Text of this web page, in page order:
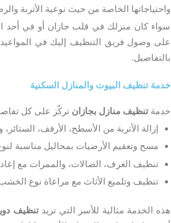
واحتياجاتها الخاصة من حيث نوعية الأتربة
سواء كان منزلك في قلب جازان أو في أحد
على وصول فريق التنظيف إليك في المواعيد
بالتفاصيل.
خدمة تنظيف البيوت والمنازل السكنية
خدمةتنظيف منازل بجازان تركّز على كل
إزالة الأتربة من الأسطح، الأرفف، الستائر،
مسح وتعقيم الأرضيات بمحاليل مناسبة
تنظيف الغرف، الصالات، والممرات مع
تنظيف وتلميع الأثاث مع مراعاة نوع
هذه الخدمة مثالية للأسر التي تريدتنظيف